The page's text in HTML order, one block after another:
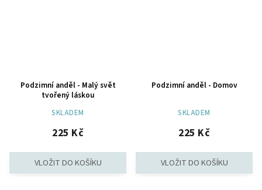
Podzimní anděl - Malý svět
tvořený láskou
SKLADEM
225 Kč
Podzimní anděl - Domov
SKLADEM
225 Kč